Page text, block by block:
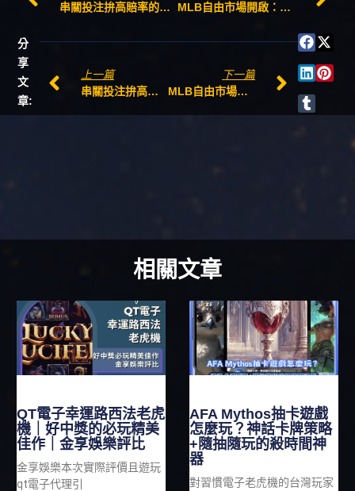
串關投注拚高賠率的祕密解析！
MLB自由市場開啟：超過56轟的超級打者Kyle Schwarber獎落誰家？
分
享
文
章:
上一篇
串關投注拚高賠率的祕密解析！
下一篇
MLB自由市場開啟：超過56轟的超級打者Kyle Schwarber獎落誰家？
相關文章
QT電子幸運路西法老虎
機｜好中獎的必玩精美
佳作｜金享娛樂評比
金享娛樂本次實際評價且遊玩
qt電子代理引
AFA Mythos抽卡遊戲
怎麼玩？神話卡牌策略
+隨抽隨玩的殺時間神
器
對習慣電子老虎機的台灣玩家